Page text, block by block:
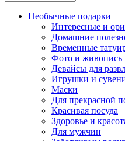
Необычные подарки
Интересные и
Домашние
Временные
Фото и живопись
Девайсы для
Игрушки и
Маски
Для прекрасной
Красивая посуда
Здоровье и
Для мужчин